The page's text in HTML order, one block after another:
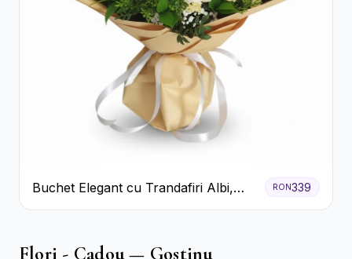
Buchet Elegant cu Trandafiri Albi,
Hortensie și Crizanteme Crem
RON339
Flori - Cadou — Gostinu